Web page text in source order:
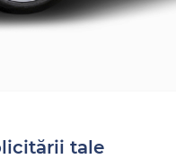
tale